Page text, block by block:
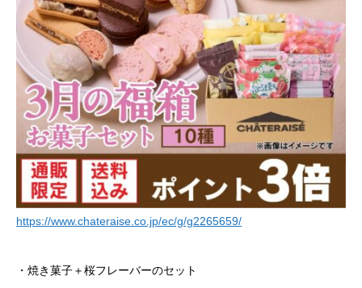
https://www.chateraise.co.jp/ec/g/g2265659/
・焼き菓子＋桜フレーバーのセット